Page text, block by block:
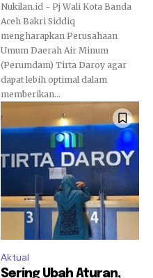
Nukilan.id - Pj Wali Kota Banda
Aceh Bakri Siddiq
mengharapkan Perusahaan
Umum Daerah Air Minum
(Perumdam) Tirta Daroy agar
dapat lebih optimal dalam
memberikan...
Aktual
Sering Ubah Aturan,